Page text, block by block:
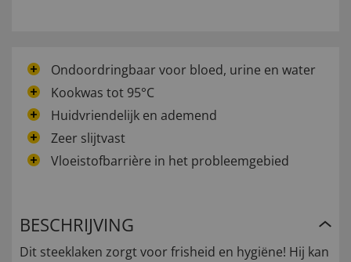
Ondoordringbaar voor bloed, urine en water
Kookwas tot 95°C
Huidvriendelijk en ademend
Zeer slijtvast
Vloeistofbarrière in het probleemgebied
BESCHRIJVING
Dit steeklaken zorgt voor frisheid en hygiëne! Hij kan